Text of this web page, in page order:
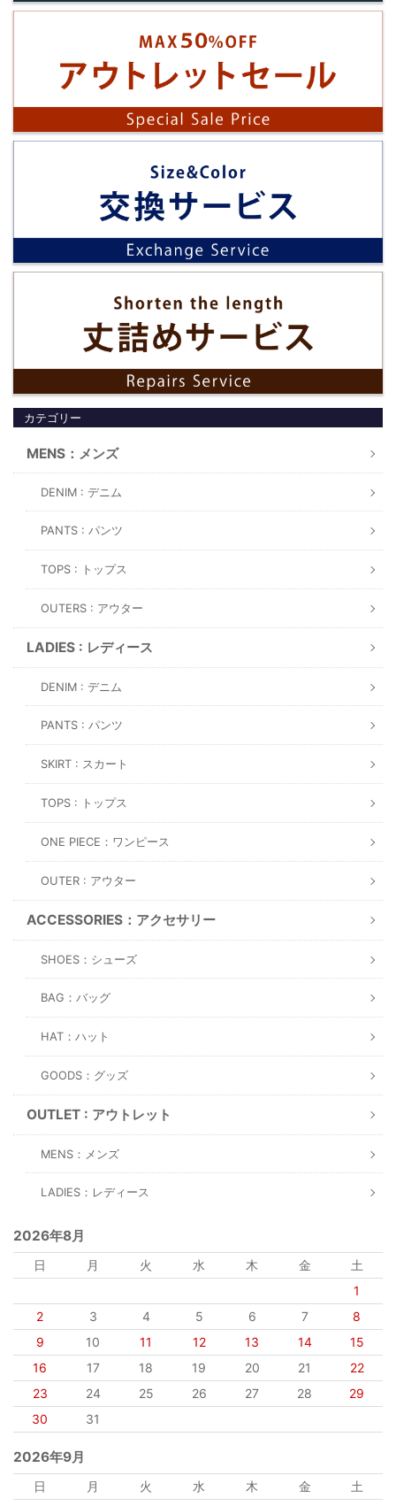
カテゴリー
MENS：メンズ
DENIM : デニム
PANTS : パンツ
TOPS : トップス
OUTERS : アウター
LADIES : レディース
DENIM : デニム
PANTS : パンツ
SKIRT : スカート
TOPS : トップス
ONE PIECE：ワンピース
OUTER : アウター
ACCESSORIES：アクセサリー
SHOES：シューズ
BAG：バッグ
HAT：ハット
GOODS：グッズ
OUTLET : アウトレット
MENS：メンズ
LADIES：レディース
2026年8月
日 月 火 水 木 金
土
1
2
3 4 5 6 7
8
9
10 11 12 13 14
15
16
17 18 19 20 21
22
23
24 25 26 27 28
29
30
31
2026年9月
日 月 火 水 木 金
土